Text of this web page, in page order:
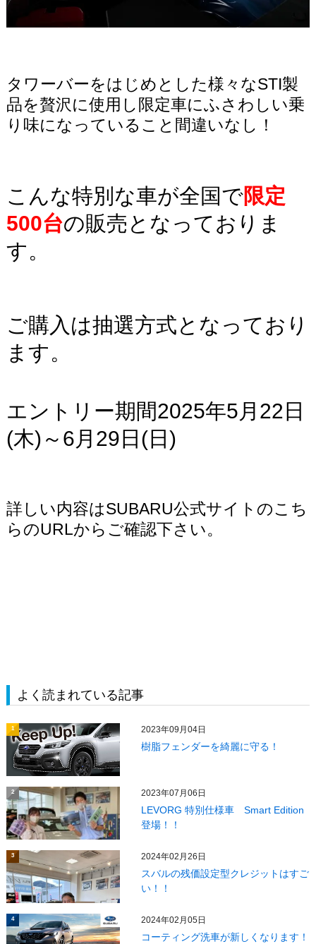
タワーバーをはじめとした様々なSTI製
品を贅沢に使用し限定車にふさわしい乗
り味になっていること間違いなし！
こんな特別な車が全国で限定
500台の販売となっておりま
す。
ご購入は抽選方式となっており
ます。
エントリー期間2025年5月22日
(木)～6月29日(日)
詳しい内容はSUBARU公式サイトのこち
らのURLからご確認下さい。
よく読まれている記事
1 2023年09月04日
樹脂フェンダーを綺麗に守る！
2 2023年07月06日
LEVORG 特別仕様車 Smart Edition
登場！！
3 2024年02月26日
スバルの残価設定型クレジットはすご
い！！
4 2024年02月05日
コーティング洗車が新しくなります！